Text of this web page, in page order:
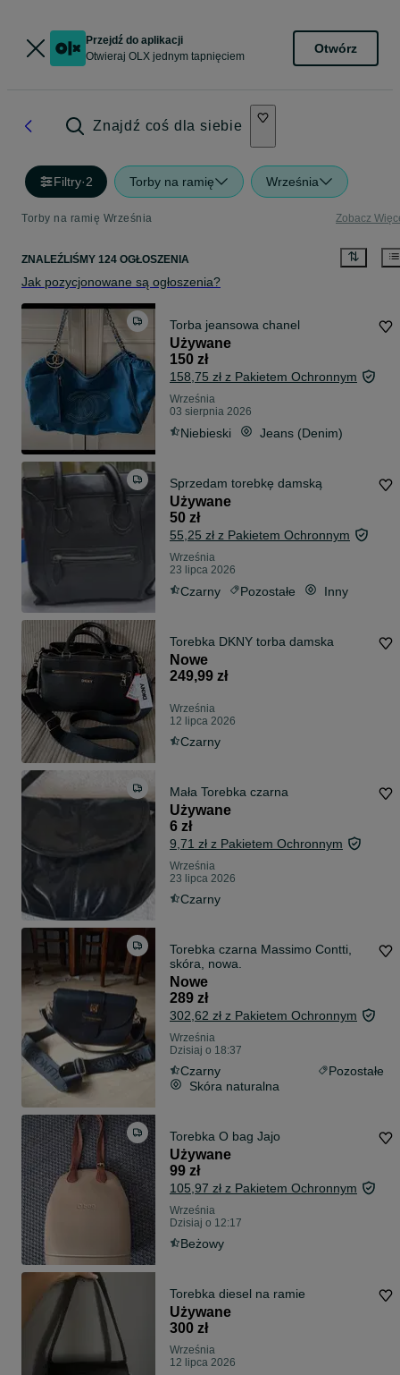
Przejdź do aplikacji
Otwieraj OLX jednym tapnięciem
Otwórz
Znajdź coś dla siebie
Filtry·2 Torby na ramię Września
Torby na ramię Września Zobacz
ZNALEŹLIŚMY 124 OGŁOSZENIA
Jak pozycjonowane są ogłoszenia?
Torba jeansowa chanel
Używane
150 zł
158,75 zł z Pakietem Ochronnym
Września
03 sierpnia 2026
Niebieski Jeans (Denim)
Sprzedam torebkę damską
Używane
50 zł
55,25 zł z Pakietem Ochronnym
Września
23 lipca 2026
Czarny Pozostałe Inny
Torebka DKNY torba damska
Nowe
249,99 zł
Września
12 lipca 2026
Czarny
Mała Torebka czarna
Używane
6 zł
9,71 zł z Pakietem Ochronnym
Września
23 lipca 2026
Czarny
Torebka czarna Massimo Contti,
skóra, nowa.
Nowe
289 zł
302,62 zł z Pakietem Ochronnym
Września
Dzisiaj o 18:37
Czarny
Pozostałe
Skóra naturalna
Torebka O bag Jajo
Używane
99 zł
105,97 zł z Pakietem Ochronnym
Września
Dzisiaj o 12:17
Beżowy
Torebka diesel na ramie
Używane
300 zł
Września
12 lipca 2026